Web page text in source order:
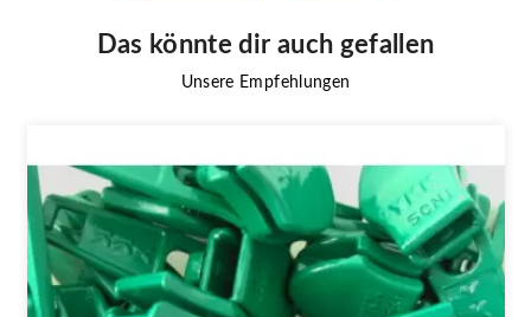
Das könnte dir auch gefallen
Unsere Empfehlungen